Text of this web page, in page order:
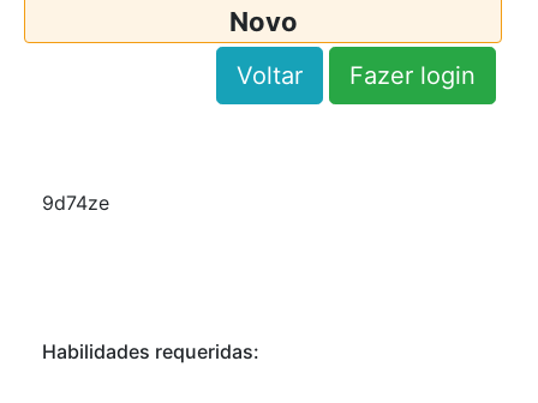
Novo
Voltar Fazer login
9d74ze
Habilidades requeridas: